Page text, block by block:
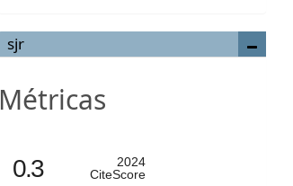
sjr
Métricas
0.3
2024
CiteScore